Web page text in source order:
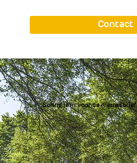
Schrijf je in voor de nieuwsbrief
Contact